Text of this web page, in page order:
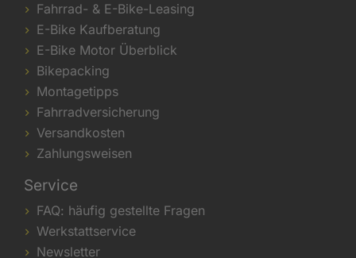
Fahrrad- & E-Bike-Leasing
E-Bike Kaufberatung
E-Bike Motor Überblick
Bikepacking
Montagetipps
Fahrradversicherung
Versandkosten
Zahlungsweisen
Service
FAQ: häufig gestellte Fragen
Werkstattservice
Newsletter